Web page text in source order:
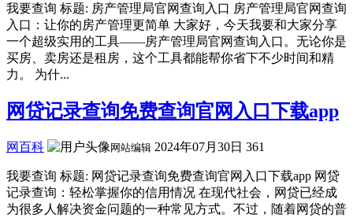
我要查询 标题: 房产管理局官网查询入口 房产管理局官网查询
入口：让你的房产管理更简单 大家好，今天我要和大家分享
一个超级实用的工具——房产管理局官网查询入口。无论你是
买房、卖房还是租房，这个工具都能帮你省下不少时间和精
力。 为什...
网贷记录查询免费查询官网入口下载app
网百科 网站编辑 2024年07月30日 361
我要查询 标题: 网贷记录查询免费查询官网入口下载app 网贷
记录查询：轻松掌握你的信用情况 在现代社会，网贷已经成
为很多人解决资金问题的一种常见方式。不过，随着网贷的普